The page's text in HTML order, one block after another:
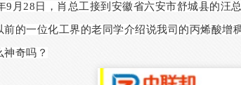
9月28日，肖总工接到安徽省六安市舒城县的汪
前的一位化工界的老同学介绍说我司的丙烯酸增
神奇吗？